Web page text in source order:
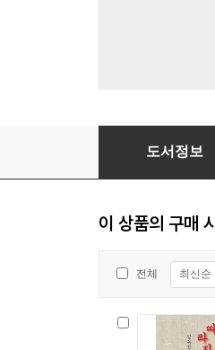
암소를 팔아서 -
도서정보
이 상품의 구매
전체 최신순